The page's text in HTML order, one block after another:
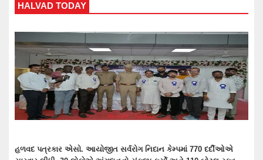
WANKANER TODAY
વાંકાનેર એસટી ડેપો ખાતે વૃક્ષારોપણ અને સફાઈ ઝુંબેશનો કાર્યક્રમ યોજાયો